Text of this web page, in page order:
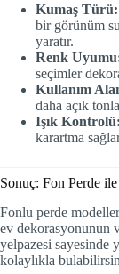
Kumaş Türü:
bir görünüm
yaratır.
Renk
seçimler
Kullanım
daha açık
Işık Kontrolü:
karartma
Sonuç: Fon Perde
Fonlu perde
ev dekorasyonunun
yelpazesi sayesinde
kolaylıkla